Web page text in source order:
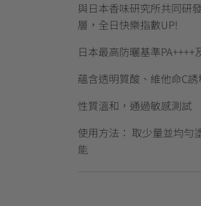
與日本香味研究所共同研
層，全日快樂指數UP!
日本最高防曬基準PA++++
蘊含透明質酸、維他命C
性質溫和，通過敏感測試
使用方法： 取少量並均勻
能